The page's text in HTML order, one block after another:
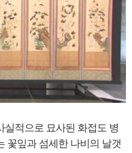
실적으로 묘사된 화접도 병
꽃잎과 섬세한 나비의 날갯